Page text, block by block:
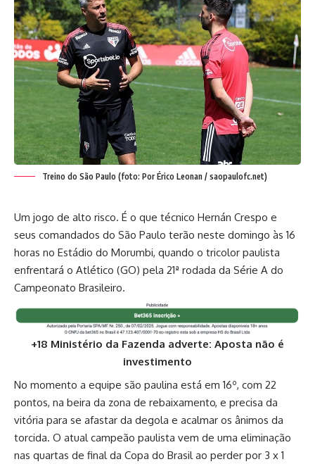
Treino do São Paulo (foto: Por Érico Leonan / saopaulofc.net)
Um jogo de alto risco. É o que técnico Hernán Crespo e
seus comandados do São Paulo terão neste domingo às 16
horas no Estádio do Morumbi, quando o tricolor paulista
enfrentará o Atlético (GO) pela 21ª rodada da Série A do
Campeonato Brasileiro.
+18 Ministério da Fazenda adverte: Aposta não é
investimento
No momento a equipe são paulina está em 16º, com 22
pontos, na beira da zona de rebaixamento, e precisa da
vitória para se afastar da degola e acalmar os ânimos da
torcida. O atual campeão paulista vem de uma eliminação
nas quartas de final da Copa do Brasil ao perder por 3 x 1